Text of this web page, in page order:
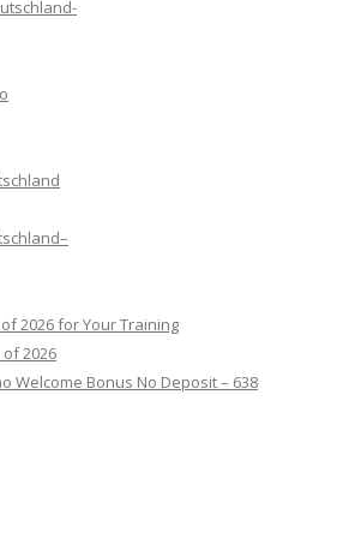
2026 for Your Training
2026
Welcome Bonus No Deposit – 638